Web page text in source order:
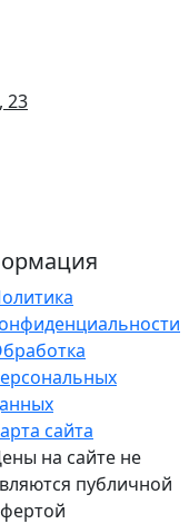
23
сайта
на сайте не
публичной